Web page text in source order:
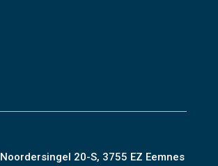
Noordersingel 20-S, 3755 EZ Eemnes